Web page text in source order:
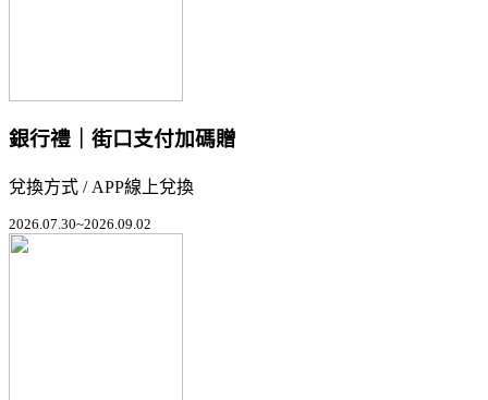
銀行禮｜街口支付加碼贈
兌換方式 / APP線上兌換
2026.07.30~2026.09.02